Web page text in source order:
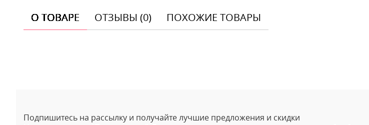
О ТОВАРЕ ОТЗЫВЫ (0) ПОХОЖИЕ ТОВАРЫ
Подпишитесь на рассылку и получайте лучшие предложения и скидки